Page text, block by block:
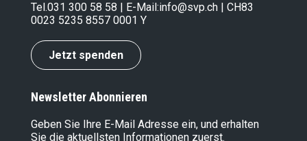
Tel.031 300 58 58 | E-Mail:info@svp.ch | CH83
0023 5235 8557 0001 Y
Jetzt spenden
Newsletter Abonnieren
Geben Sie Ihre E-Mail Adresse ein, und erhalten
Sie die aktuellsten Informationen zuerst.